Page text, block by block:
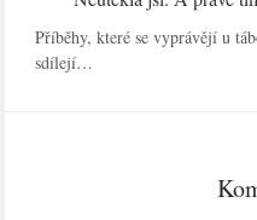
Příběhy, které se vyprávějí u
sdílejí…